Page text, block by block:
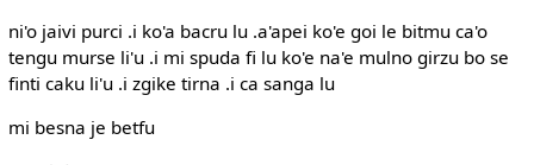
ni'o jaivi purci .i ko'a bacru lu .a'apei ko'e goi le bitmu ca'o
tengu murse li'u .i mi spuda fi lu ko'e na'e mulno girzu bo se
finti caku li'u .i zgike tirna .i ca sanga lu
mi besna je betfu